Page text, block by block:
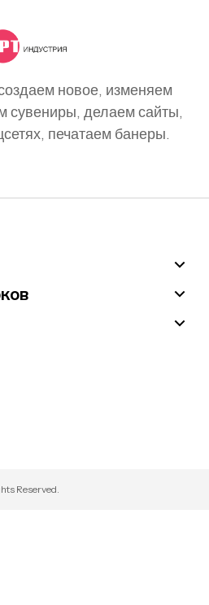
новое, изменяем
сувениры, делаем сайты,
печатаем банеры.
Reserved.